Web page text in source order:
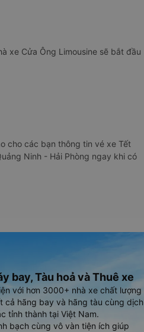
xe Cửa Ông Limousine sẽ bắt đầu
cho các bạn thông tin vé xe Tết
Ninh - Hải Phòng ngay khi có
bay, Tàu hoả và Thuê xe
với hơn 3000+ nhà xe chất lượng
hãng bay và hãng tàu cùng dịch
tỉnh thành tại Việt Nam.
bạch cùng vô vàn tiện ích giúp